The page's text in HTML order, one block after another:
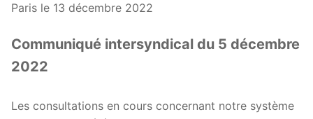
Paris le 13 décembre 2022
Communiqué intersyndical du 5 décembre
2022
Les consultations en cours concernant notre système